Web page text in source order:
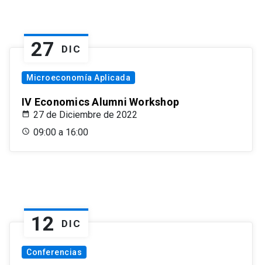
27 DIC
Microeconomía Aplicada
IV Economics Alumni Workshop
27 de Diciembre de 2022
09:00 a 16:00
12 DIC
Conferencias